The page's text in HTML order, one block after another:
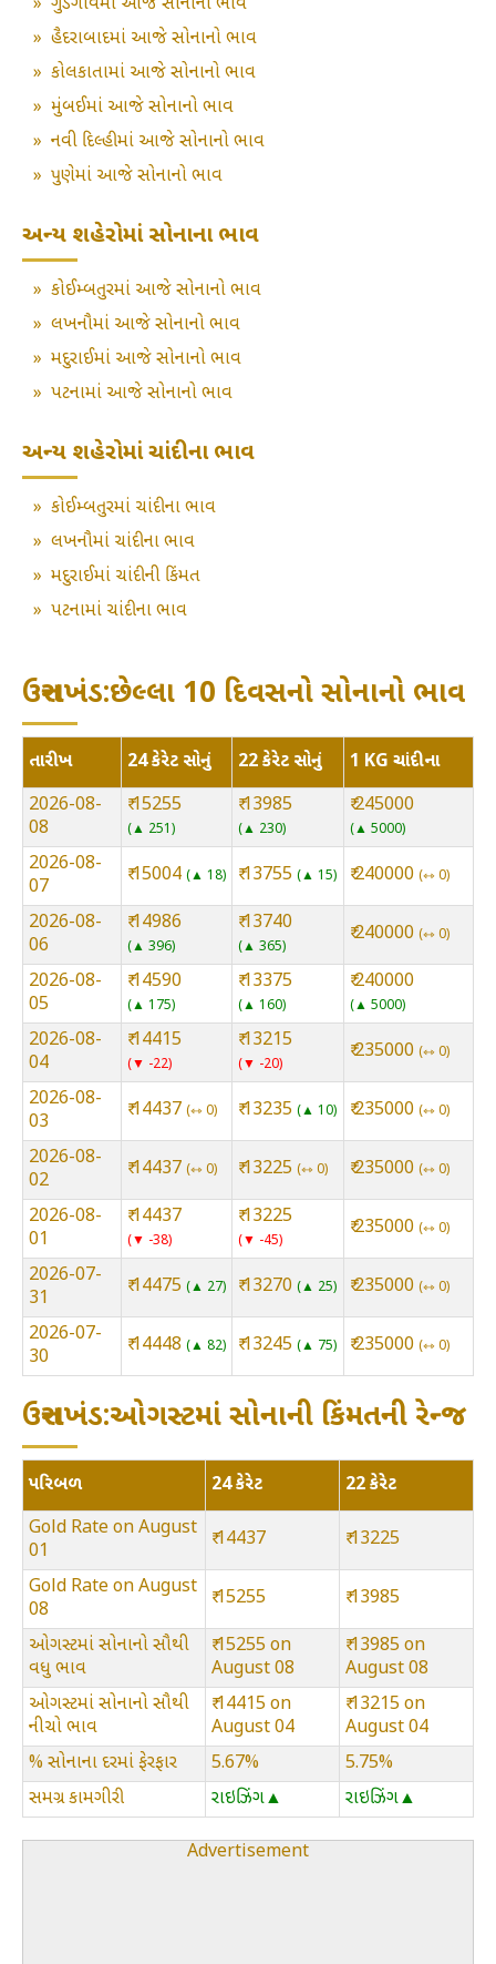
» ગુડગાંવમાં આજે સોનાનો ભાવ
» હૈદરાબાદમાં આજે સોનાનો ભાવ
» કોલકાતામાં આજે સોનાનો ભાવ
» મુંબઈમાં આજે સોનાનો ભાવ
» નવી દિલ્હીમાં આજે સોનાનો ભાવ
» પુણેમાં આજે સોનાનો ભાવ
અન્ય શહેરોમાં સોનાના ભાવ
» કોઈમ્બતુરમાં આજે સોનાનો ભાવ
» લખનૌમાં આજે સોનાનો ભાવ
» મદુરાઈમાં આજે સોનાનો ભાવ
» પટનામાં આજે સોનાનો ભાવ
અન્ય શહેરોમાં ચાંદીના ભાવ
» કોઈમ્બતુરમાં ચાંદીના ભાવ
» લખનૌમાં ચાંદીના ભાવ
» મદુરાઈમાં ચાંદીની કિંમત
» પટનામાં ચાંદીના ભાવ
ઉત્તરાખંડ:છેલ્લા 10 દિવસનો સોનાનો ભાવ
તારીખ 24 કેરેટ સોનું 22 કેરેટ સોનું
1 KG ચાંદીના
2026-08-
08
₹ 15255
▲ 251
₹ 13985
▲ 230
₹ 245000
▲ 5000
2026-08-
07
₹ 15004 ▲ 18 ₹ 13755 ▲ 15 ₹ 240000 ⇿ 0
2026-08-
06
₹ 14986
▲ 396
₹ 13740
▲ 365
₹ 240000 ⇿ 0
2026-08-
05
₹ 14590
▲ 175
₹ 13375
▲ 160
₹ 240000
▲ 5000
2026-08-
04
₹ 14415
▼ -22
₹ 13215
▼ -20
₹ 235000 ⇿ 0
2026-08-
03
₹ 14437 ⇿ 0 ₹ 13235 ▲ 10 ₹ 235000 ⇿ 0
2026-08-
02
₹ 14437 ⇿ 0 ₹ 13225 ⇿ 0 ₹ 235000 ⇿ 0
2026-08-
01
₹ 14437
▼ -38
₹ 13225
▼ -45
₹ 235000 ⇿ 0
2026-07-
31
₹ 14475 ▲ 27 ₹ 13270 ▲ 25 ₹ 235000 ⇿ 0
2026-07-
30
₹ 14448 ▲ 82 ₹ 13245 ▲ 75 ₹ 235000 ⇿ 0
ઉત્તરાખંડ:ઓગસ્ટમાં સોનાની કિંમતની રેન્જ
પરિબળ 24 કેરેટ
22 કેરેટ
Gold Rate on August
01
₹ 14437 ₹ 13225
Gold Rate on August
08
₹ 15255 ₹ 13985
ઓગસ્ટમાં સોનાનો સૌથી
વધુ ભાવ
₹ 15255 on
August 08
₹ 13985 on
August 08
ઓગસ્ટમાં સોનાનો સૌથી
નીચો ભાવ
₹ 14415 on
August 04
₹ 13215 on
August 04
% સોનાના દરમાં ફેરફાર
5.67%
5.75%
સમગ્ર કામગીરી
રાઇઝિંગ▲ રાઇઝિંગ▲
Advertisement